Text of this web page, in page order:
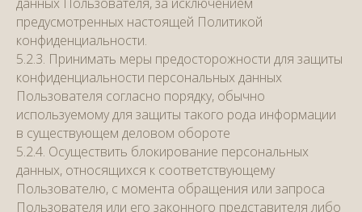
предусмотренных настоящей Политикой
конфиденциальности.
5.2.3. Принимать меры предосторожности для защиты
конфиденциальности персональных данных
Пользователя согласно порядку, обычно
используемому для защиты такого рода информации
в существующем деловом обороте
5.2.4. Осуществить блокирование персональных
данных, относящихся к соответствующему
Пользователю, с момента обращения или запроса
Пользователя или его законного представителя либо